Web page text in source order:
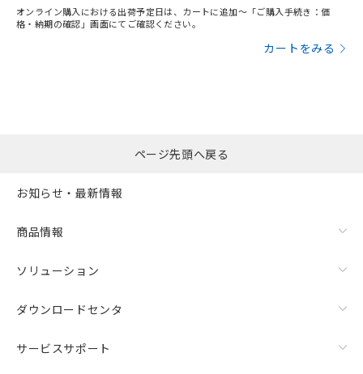
オンライン購入における出荷予定日は、カートに追加～「ご購入手続き：価
格・納期の確認」画面にてご確認ください。
カートをみる
ページ先頭へ戻る
お知らせ・最新情報
商品情報
ソリューション
ダウンロードセンタ
サービスサポート